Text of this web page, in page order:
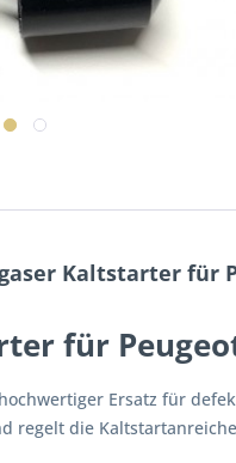
Kaltstarter für
für
Ersatz für
regelt die